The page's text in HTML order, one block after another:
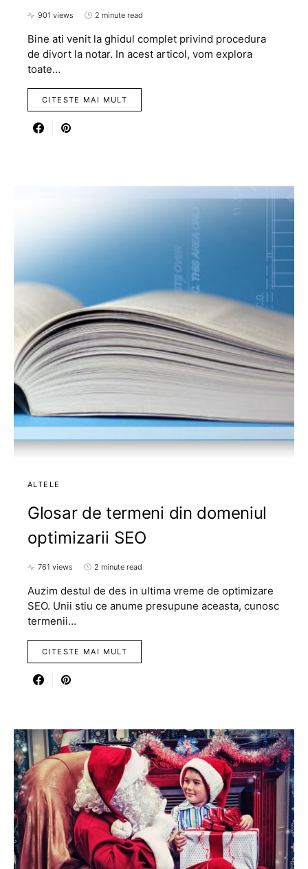
901 views 2 minute read
Bine ati venit la ghidul complet privind procedura
de divort la notar. In acest articol, vom explora
toate…
CITESTE MAI MULT
ALTELE
Glosar de termeni din domeniul
optimizarii SEO
761 views 2 minute read
Auzim destul de des in ultima vreme de optimizare
SEO. Unii stiu ce anume presupune aceasta, cunosc
termenii…
CITESTE MAI MULT